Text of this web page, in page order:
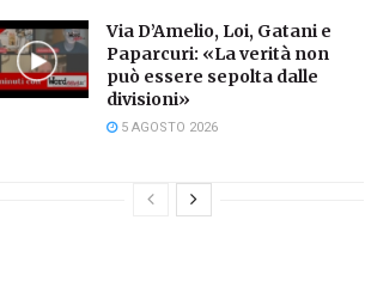
Via D’Amelio, Loi, Gatani e
Paparcuri: «La verità non
può essere sepolta dalle
divisioni»
5 AGOSTO 2026